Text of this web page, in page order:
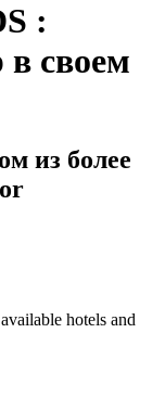
:
в своем
из более
hotels and